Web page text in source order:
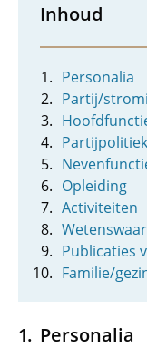
Inhoud
Personalia
Partij/
Opleiding
Activiteiten
Publicaties
Familie/
Personalia